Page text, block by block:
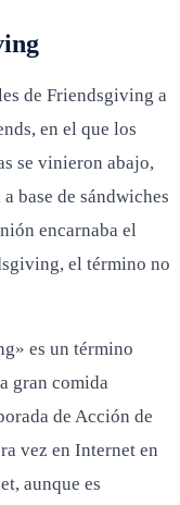
de Friendsgiving a
en el que los
se vinieron abajo,
base de sándwiches
encarnaba el
el término no
es un término
gran comida
de Acción de
vez en Internet en
aunque es